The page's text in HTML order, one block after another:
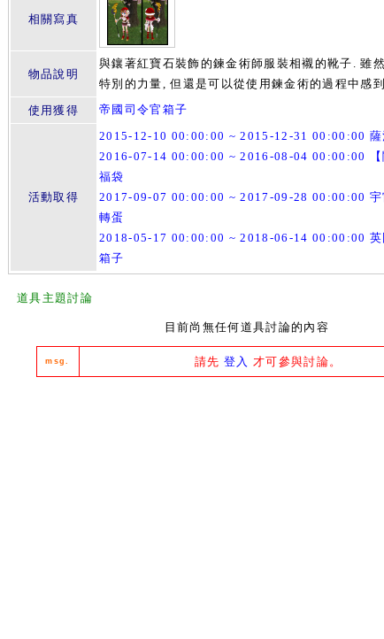
相關寫真
物品說明
與鑲著紅寶石裝飾的鍊金術師服裝相襯的靴子. 雖
特別的力量, 但還是可以從使用鍊金術的過程中感
使用獲得
帝國司令官箱子
活動取得
2015-12-10 00:00:00 ~ 2015-12-31 00:00:00 薩
2016-07-14 00:00:00 ~ 2016-08-04 00:00:00 【
福袋
2017-09-07 00:00:00 ~ 2017-09-28 00:00:00 宇
轉蛋
2018-05-17 00:00:00 ~ 2018-06-14 00:00:00 英
箱子
道具主題討論
目前尚無任何道具討論的內容
msg. 請先 登入 才可參與討論。